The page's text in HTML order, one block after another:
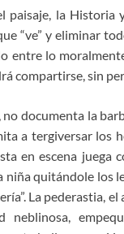
paisaje, la
“ve” y eliminar
entre lo
compartirse, sin
documenta la
a tergiversar los
en escena juega
niña quitándole los
La pederastia,
neblinosa,